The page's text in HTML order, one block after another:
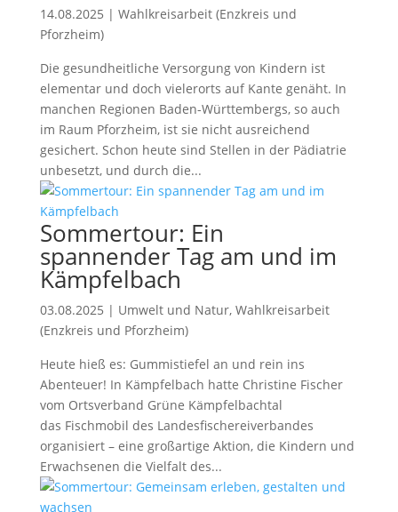
14.08.2025 | Wahlkreisarbeit (Enzkreis und
Pforzheim)
Die gesundheitliche Versorgung von Kindern ist
elementar und doch vielerorts auf Kante genäht. In
manchen Regionen Baden-Württembergs, so auch
im Raum Pforzheim, ist sie nicht ausreichend
gesichert. Schon heute sind Stellen in der Pädiatrie
unbesetzt, und durch die...
Sommertour: Ein
spannender Tag am und im
Kämpfelbach
03.08.2025 | Umwelt und Natur, Wahlkreisarbeit
(Enzkreis und Pforzheim)
Heute hieß es: Gummistiefel an und rein ins
Abenteuer! In Kämpfelbach hatte Christine Fischer
vom Ortsverband Grüne Kämpfelbachtal
das Fischmobil des Landesfischereiverbandes
organisiert – eine großartige Aktion, die Kindern und
Erwachsenen die Vielfalt des...